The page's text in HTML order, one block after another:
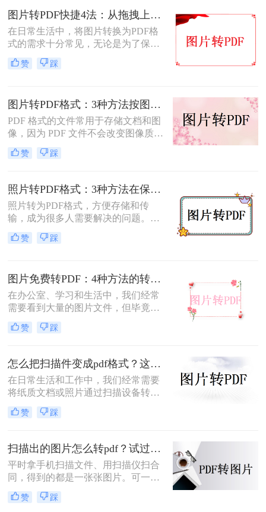
介绍四种将扫描图片转换成PDF的方
法。
图片转PDF快捷4法：从拖拽上传到批量导出的操作流程！
在日常生活中，将图片转换为PDF格
式的需求十分常见，无论是为了保存
照片、制作电子相册，还是为了提交
报告和简历中的图片资料。那么图片
完成图片到PDF的转换。
赞 踩
图片转PDF格式：3种方法按图片来源（手机/相机/截图）选！
PDF 格式的文件常用于存储文档和图
像，因为 PDF 文件不会改变图像质
量、版本或格式，而且可以在任何设
备之间轻松传输。如果你想将一些图
并成一个 PDF 文件，本文将介绍图片
如何转换为PDF格式。
赞 踩
照片转PDF格式：3种方法在保留EXIF信息和画质上的差异！
照片转为PDF格式，方便存储和传
输，成为很多人需要解决的问题。无
论是为了整理相册、备份照片，还是
为了表格化、合并分享，PDF格式都
简单而快速的方法，帮助您轻松实现
照片转PDF的操作。
赞 踩
图片免费转PDF：4种方法的转换速度和画质损失对比！
在办公室、学习和生活中，我们经常
需要看到大量的图片文件，但毕竟，
一张一张地看照片相对麻烦，所以我
们通常会把照片变成PDF。事实上，
天，我将教你图片转为pdf怎么弄免费
的。
赞 踩
怎么把扫描件变成pdf格式？这三种方法简单又实用！
在日常生活和工作中，我们经常需要
将纸质文档或照片通过扫描设备转化
为数字格式，并进一步将其保存为
PDF文件，以便于分享、存储和查
呢？本文将介绍三种将扫描件转换成
PDF格式的方法。
赞 踩
扫描出的图片怎么转pdf？试过好用的几个办法！
平时拿手机扫描文件、用扫描仪扫合
同，得到的都是一张张图片。可一旦
要发给别人、归档保存或者打印出
来，PDF格式明显更正式、也更方
赞 踩